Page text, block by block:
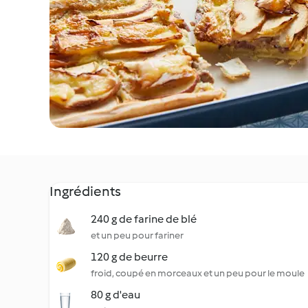
Ingrédients
240 g de farine de blé
et un peu pour fariner
120 g de beurre
froid, coupé en morceaux et un peu pour le moule
80 g d'eau